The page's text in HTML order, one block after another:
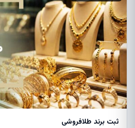
ثبت برند طلافروشی